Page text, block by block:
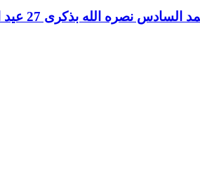
الله بذكرى 27 عيد العرش المجيد